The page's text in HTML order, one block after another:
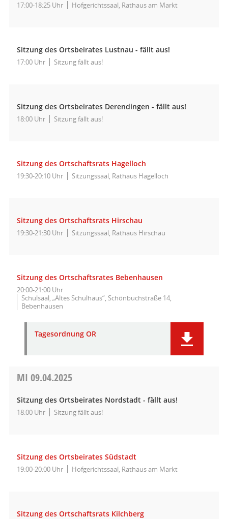
17:00-18:25 Uhr Hofgerichtssaal, Rathaus am Markt
Sitzung des Ortsbeirates Lustnau - fällt aus!
17:00 Uhr Sitzung fällt aus!
Sitzung des Ortsbeirates Derendingen - fällt aus!
18:00 Uhr Sitzung fällt aus!
Sitzung des Ortschaftsrats Hagelloch
19:30-20:10 Uhr Sitzungssaal, Rathaus Hagelloch
Sitzung des Ortschaftsrats Hirschau
19:30-21:30 Uhr Sitzungssaal, Rathaus Hirschau
Sitzung des Ortschaftsrates Bebenhausen
20:00-21:00 Uhr
Schulsaal, „Altes Schulhaus“, Schönbuchstraße 14,
Bebenhausen
Tagesordnung OR
MI 09.04.2025
Sitzung des Ortsbeirates Nordstadt - fällt aus!
18:00 Uhr Sitzung fällt aus!
Sitzung des Ortsbeirates Südstadt
19:00-20:00 Uhr Hofgerichtssaal, Rathaus am Markt
Sitzung des Ortschaftsrats Kilchberg